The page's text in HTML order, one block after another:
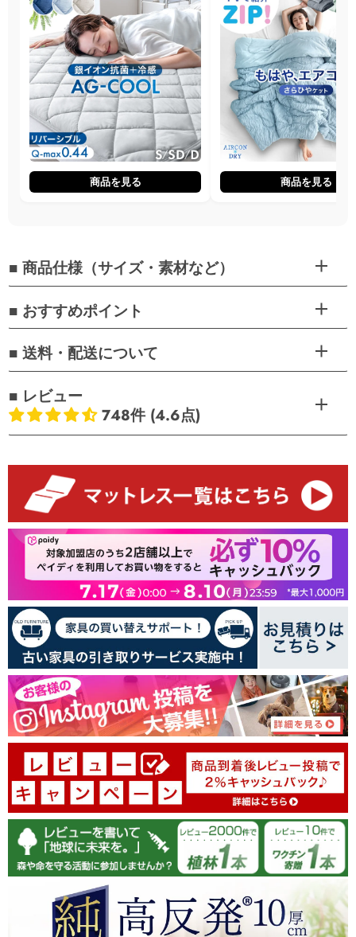
商品を見る 商品を見る
■ 商品仕様（サイズ・素材など）
■ おすすめポイント
■ 送料・配送について
■ レビュー
748件 (4.6点)
お客様のレビュー
5つ星中4.64つ星
レビュー数 748 件
564
134
27
9
14
レビューを書く
99.3
08/02/2026